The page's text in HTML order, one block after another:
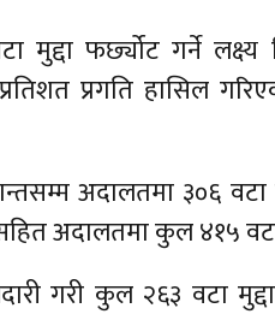
फर्छ्योट गर्ने
प्रगति हासिल
अदालतमा ३०६ वटा
अदालतमा कुल ४१५ वटा
गरी कुल २६३ वटा